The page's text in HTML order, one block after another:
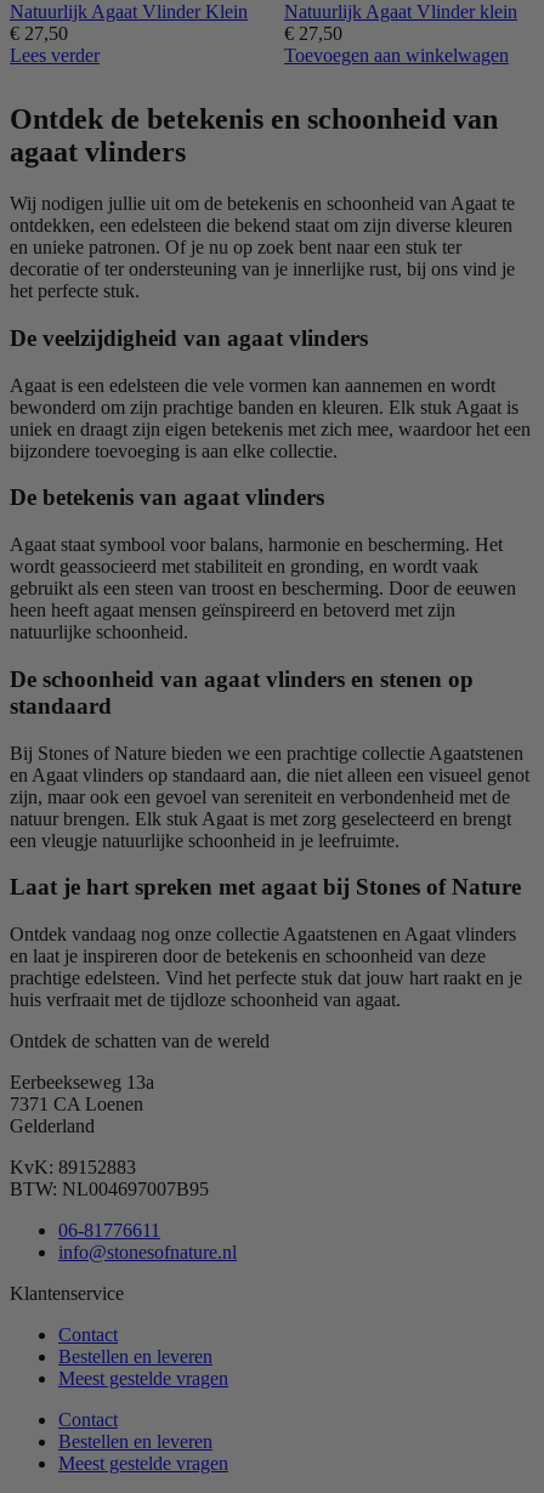
Natuurlijk Agaat Vlinder Klein
€ 27,50
Lees verder
Natuurlijk Agaat Vlinder klein
€ 27,50
Toevoegen aan winkelwagen
Ontdek de betekenis en schoonheid van
agaat vlinders
Wij nodigen jullie uit om de betekenis en schoonheid van Agaat te
ontdekken, een edelsteen die bekend staat om zijn diverse kleuren
en unieke patronen. Of je nu op zoek bent naar een stuk ter
decoratie of ter ondersteuning van je innerlijke rust, bij ons vind je
het perfecte stuk.
De veelzijdigheid van agaat vlinders
Agaat is een edelsteen die vele vormen kan aannemen en wordt
bewonderd om zijn prachtige banden en kleuren. Elk stuk Agaat is
uniek en draagt zijn eigen betekenis met zich mee, waardoor het een
bijzondere toevoeging is aan elke collectie.
De betekenis van agaat vlinders
Agaat staat symbool voor balans, harmonie en bescherming. Het
wordt geassocieerd met stabiliteit en gronding, en wordt vaak
gebruikt als een steen van troost en bescherming. Door de eeuwen
heen heeft agaat mensen geïnspireerd en betoverd met zijn
natuurlijke schoonheid.
De schoonheid van agaat vlinders en stenen op
standaard
Bij Stones of Nature bieden we een prachtige collectie Agaatstenen
en Agaat vlinders op standaard aan, die niet alleen een visueel genot
zijn, maar ook een gevoel van sereniteit en verbondenheid met de
natuur brengen. Elk stuk Agaat is met zorg geselecteerd en brengt
een vleugje natuurlijke schoonheid in je leefruimte.
Laat je hart spreken met agaat bij Stones of Nature
Ontdek vandaag nog onze collectie Agaatstenen en Agaat vlinders
en laat je inspireren door de betekenis en schoonheid van deze
prachtige edelsteen. Vind het perfecte stuk dat jouw hart raakt en je
huis verfraait met de tijdloze schoonheid van agaat.
Ontdek de schatten van de wereld
Eerbeekseweg 13a
7371 CA Loenen
Gelderland
KvK: 89152883
BTW: NL004697007B95
06-81776611
info@stonesofnature.nl
Klantenservice
Contact
Bestellen en leveren
Meest gestelde vragen
Contact
Bestellen en leveren
Meest gestelde vragen